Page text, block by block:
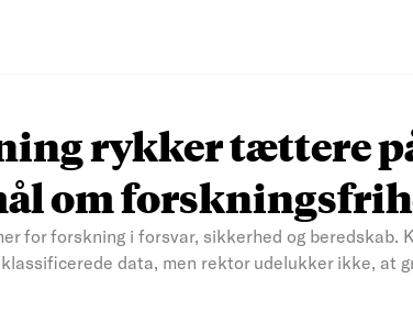
rykker tættere
om
for forskning i forsvar, sikkerhed og beredskab.
data, men rektor udelukker ikke, at